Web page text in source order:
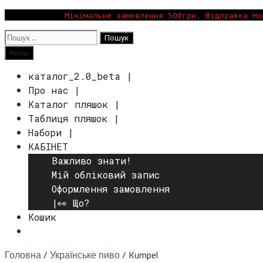
до
вмісту
Мінімальне замовлення 500грн. Відправка
Пошук:
Пошук
Меню
каталог_2.0_beta |
Про нас |
Каталог пляшок |
Таблиця пляшок |
Набори |
КАБІНЕТ
Важливо знати!
Мій обліковий запис
Оформлення замовлення
|👀 Що?
Кошик
Головна/ Українське пиво/ Kumpel